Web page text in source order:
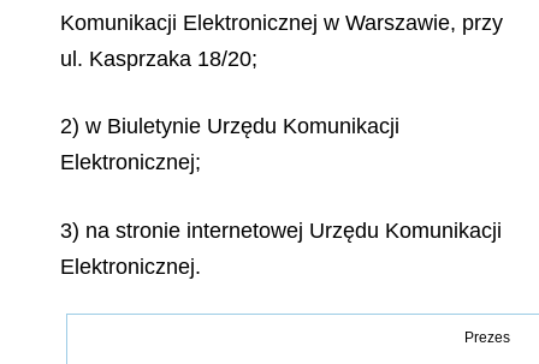
Komunikacji Elektronicznej w Warszawie, przy
ul. Kasprzaka 18/20;
2) w Biuletynie Urzędu Komunikacji
Elektronicznej;
3) na stronie internetowej Urzędu Komunikacji
Elektronicznej.
Prezes